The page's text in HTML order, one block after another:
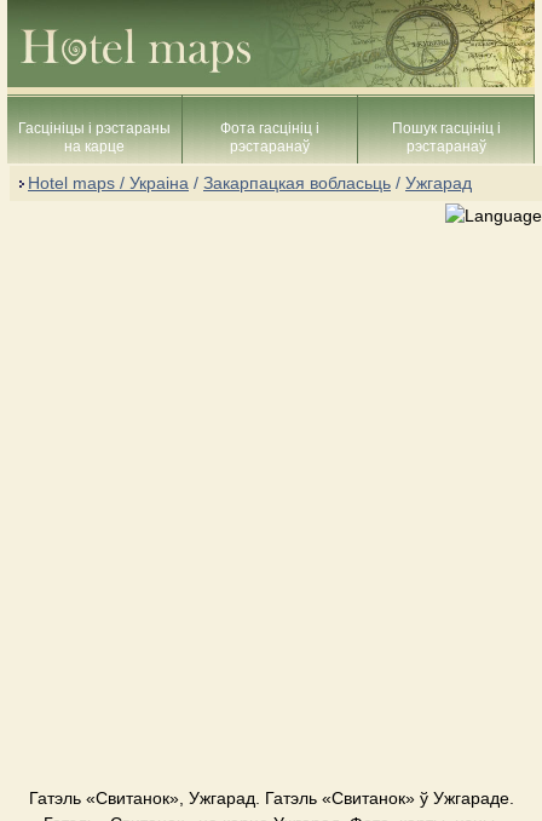
Гасцініцы і рэстараны
на карце
Фота гасцініц і
рэстаранаў
Пошук гасцініц і
рэстаранаў
Hotel maps / Украіна / Закарпацкая вобласьць / Ужгарад
Гатэль «Свитанок», Ужгарад. Гатэль «Свитанок» ў Ужгараде.